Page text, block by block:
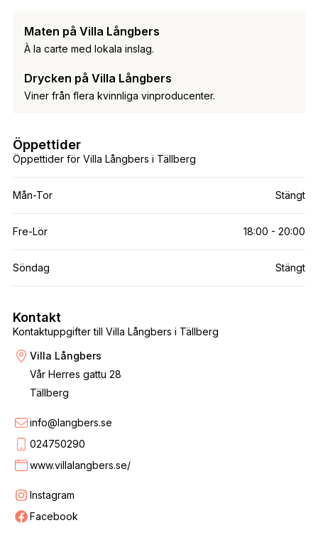
Maten på Villa Långbers
À la carte med lokala inslag.
Drycken på Villa Långbers
Viner från flera kvinnliga vinproducenter.
Öppettider för Villa Långbers i Tällberg
Öppettider
Mån-Tor Stängt
Fre-Lör 18:00 - 20:00
Söndag Stängt
Kontaktuppgifter till Villa Långbers i Tällberg
Kontakt
Villa Långbers
Vår Herres gattu 28
Tällberg
info@langbers.se
024750290
www.villalangbers.se/
Instagram
Facebook